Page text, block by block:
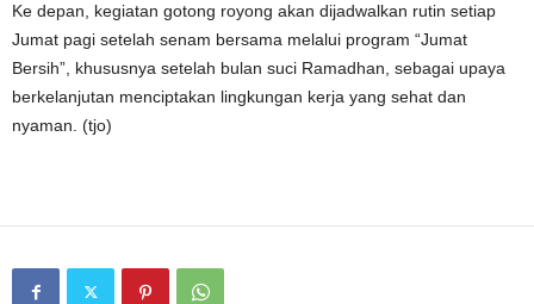
Ke depan, kegiatan gotong royong akan dijadwalkan rutin setiap
Jumat pagi setelah senam bersama melalui program “Jumat
Bersih”, khususnya setelah bulan suci Ramadhan, sebagai upaya
berkelanjutan menciptakan lingkungan kerja yang sehat dan
nyaman. (tjo)